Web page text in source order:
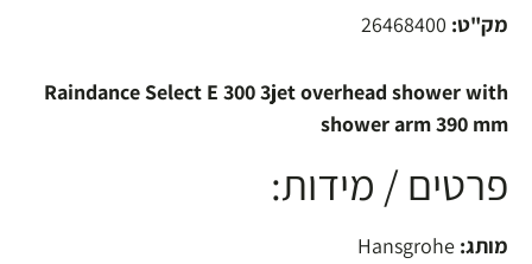
מק"ט: 26468400
Raindance Select E 300 3jet overhead shower with
shower arm 390 mm
פרטים / מידות:
מותג: